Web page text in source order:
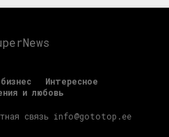
Интересное
и любовь
связь info@gototop.ee